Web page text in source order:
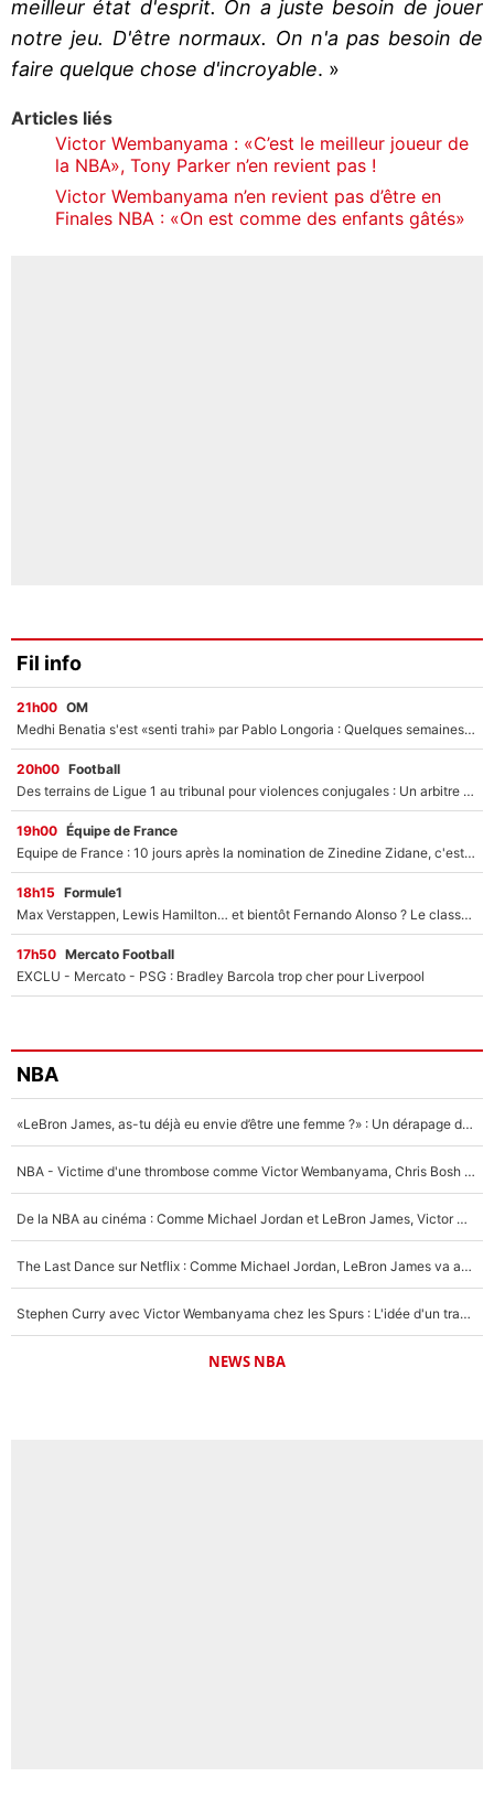
meilleur état d'esprit. On a juste besoin de jouer
notre jeu. D'être normaux. On n'a pas besoin de
faire quelque chose d'incroyable. »
Articles liés
Victor Wembanyama : «C’est le meilleur joueur de
la NBA», Tony Parker n’en revient pas !
Victor Wembanyama n’en revient pas d’être en
Finales NBA : «On est comme des enfants gâtés»
Fil info
21h00 OM
Medhi Benatia s'est «senti trahi» par Pablo Longoria : Quelques semaines après son départ, l'ancien directeur de football de l'OM règle ses comptes
20h00 Football
Des terrains de Ligue 1 au tribunal pour violences conjugales : Un arbitre français encourt une peine de 18 mois de prison !
19h00 Équipe de France
Equipe de France : 10 jours après la nomination de Zinedine Zidane, c'est au tour de son fils de prendre un nouveau départ !
18h15 Formule1
Max Verstappen, Lewis Hamilton… et bientôt Fernando Alonso ? Le classement des pilotes les mieux payés en Formule 1 risque de changer !
17h50 Mercato Football
EXCLU - Mercato - PSG : Bradley Barcola trop cher pour Liverpool
NBA
«LeBron James, as-tu déjà eu envie d’être une femme ?» : Un dérapage de Donald Trump sur la superstar de la NBA refait surface
NBA - Victime d'une thrombose comme Victor Wembanyama, Chris Bosh prévient le Français des risques sur sa santé : «J’ai failli mourir sur le coup et j’ai été ramené à la vie»
De la NBA au cinéma : Comme Michael Jordan et LeBron James, Victor Wembanyama rêve d'une carrière d'acteur !
The Last Dance sur Netflix : Comme Michael Jordan, LeBron James va avoir le droit à sa série !
Stephen Curry avec Victor Wembanyama chez les Spurs : L'idée d'un trade historique est lancée en NBA !
NEWS NBA